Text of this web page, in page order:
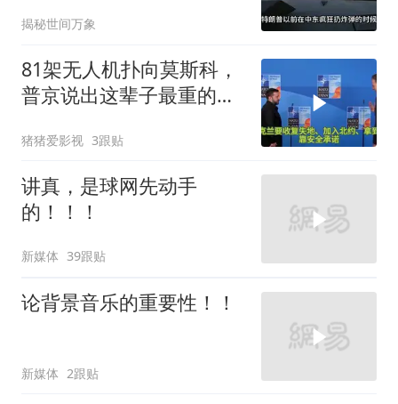
揭秘世间万象
81架无人机扑向莫斯科，
普京说出这辈子最重的一
猪猪爱影视 3跟贴
讲真，是球网先动手
的！！！
新媒体 39跟贴
论背景音乐的重要性！！
新媒体 2跟贴